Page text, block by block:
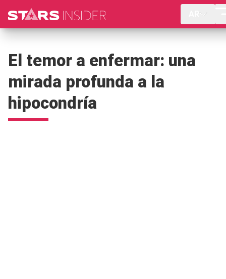
El temor a enfermar: una
mirada profunda a la
hipocondría